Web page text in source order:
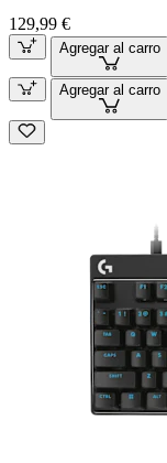
129,99 €
Agregar al carro
Agregar al carro